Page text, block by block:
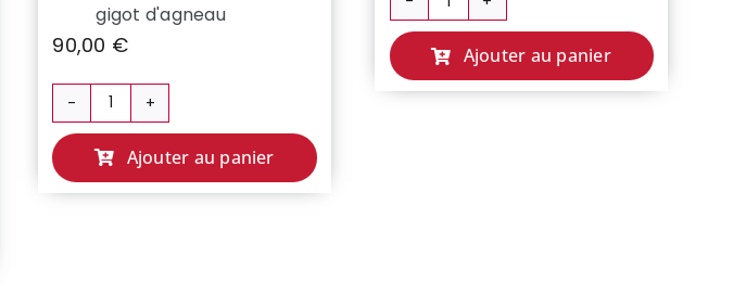
gigot d'agneau
90,00 €
quantité
de
COLIS
PREMIUM
Ajouter au panier
quantité
de
COLIS
ECONOMIQUE
Ajouter au panier